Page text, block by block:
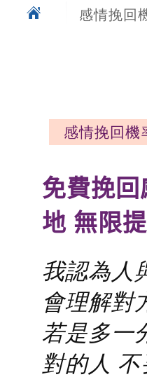
感情挽回
感情挽回機
免費挽
地 無限
我認為人
會理解對
若是多一
對的人